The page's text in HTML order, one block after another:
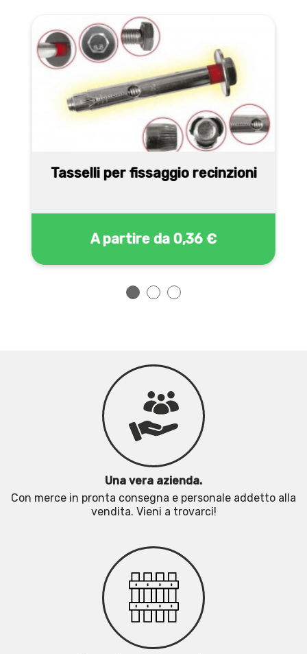
Tasselli per fissaggio recinzioni
A partire da 0,36 €
Una vera azienda.
Con merce in pronta consegna e personale addetto alla
vendita. Vieni a trovarci!